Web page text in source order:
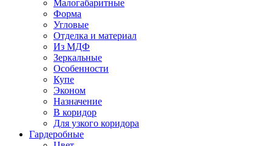
Малогабаритные
Форма
Угловые
Отделка и материал
Из МДФ
Зеркальные
Особенности
Купе
Эконом
Назначение
В коридор
Для узкого коридора
Гардеробные